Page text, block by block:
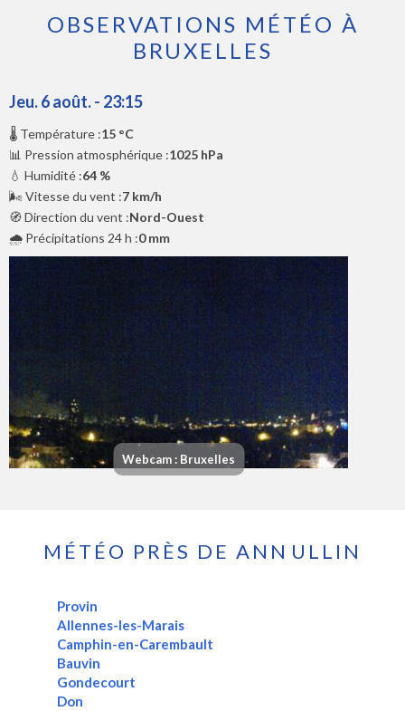
OBSERVATIONS MÉTÉO À
BRUXELLES
Jeu. 6 août. - 23:15
🌡️ Température :15 °C
📊 Pression atmosphérique :1025 hPa
💧 Humidité :64 %
🌬️ Vitesse du vent :7 km/h
🧭 Direction du vent :Nord-Ouest
🌧️ Précipitations 24 h :0 mm
Webcam : Bruxelles
MÉTÉO PRÈS DE ANNULLIN
Provin
Allennes-les-Marais
Camphin-en-Carembault
Bauvin
Gondecourt
Don